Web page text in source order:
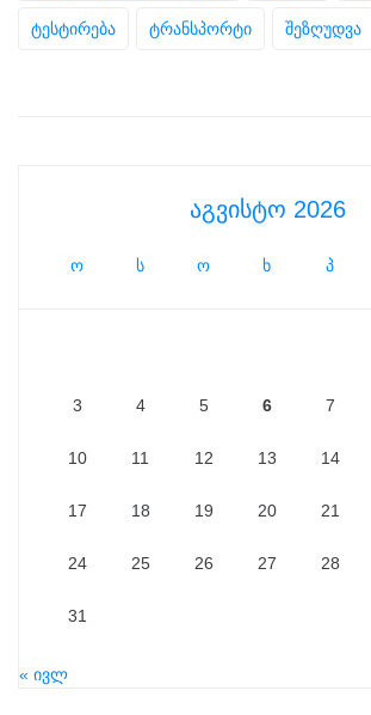
ტესტირება ტრანსპორტი შეზღუდვა
აგვისტო 2026
ო ს ო ხ პ
3 4 5 6 7
10 11 12 13 14
17 18 19 20 21
24 25 26 27 28
31
« ივლ